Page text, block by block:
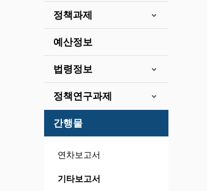
정책과제
예산정보
법령정보
정책연구과제
간행물
연차보고서
기타보고서